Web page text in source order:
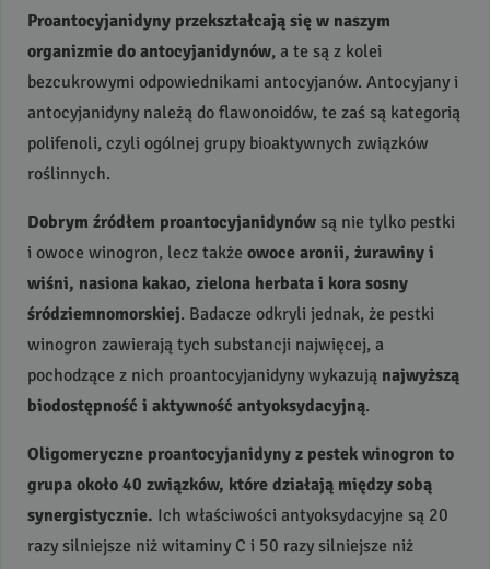
Proantocyjanidyny przekształcają się w naszym
organizmie do antocyjanidynów, a te są z kolei
bezcukrowymi odpowiednikami antocyjanów. Antocyjany i
antocyjanidyny należą do flawonoidów, te zaś są kategorią
polifenoli, czyli ogólnej grupy bioaktywnych związków
roślinnych.
Dobrym źródłem proantocyjanidynów są nie tylko pestki
i owoce winogron, lecz także owoce aronii, żurawiny i
wiśni, nasiona kakao, zielona herbata i kora sosny
śródziemnomorskiej. Badacze odkryli jednak, że pestki
winogron zawierają tych substancji najwięcej, a
pochodzące z nich proantocyjanidyny wykazują najwyższą
biodostępność i aktywność antyoksydacyjną.
Oligomeryczne proantocyjanidyny z pestek winogron to
grupa około 40 związków, które działają między sobą
synergistycznie. Ich właściwości antyoksydacyjne są 20
razy silniejsze niż witaminy C i 50 razy silniejsze niż